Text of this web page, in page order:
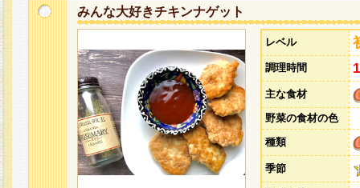
みんな大好きチキンナゲット
レベル
調理時間
主な食材
野菜の食材の色
種類
季節